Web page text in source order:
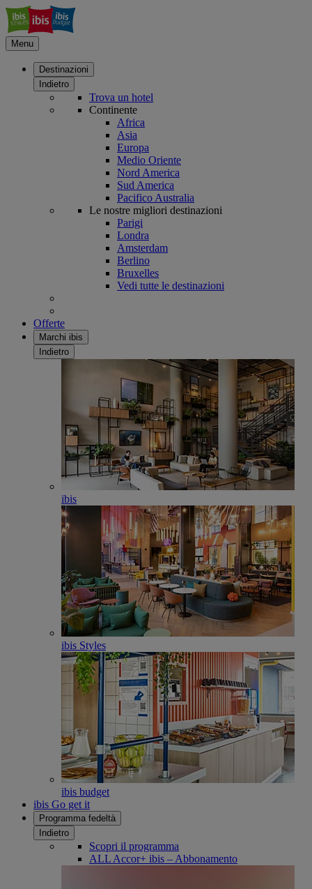
Menu
Destinazioni
Indietro
Trova un hotel
Continente
Africa
Asia
Europa
Medio Oriente
Nord America
Sud America
Pacifico Australia
Le nostre migliori destinazioni
Parigi
Londra
Amsterdam
Berlino
Bruxelles
Vedi tutte le destinazioni
Offerte
Marchi ibis
Indietro
ibis
ibis Styles
ibis budget
ibis Go get it
Programma fedeltà
Indietro
Scopri il programma
ALL Accor+ ibis – Abbonamento